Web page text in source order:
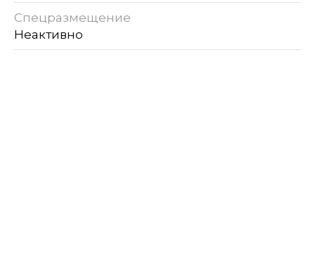
Спецразмещение
Неактивно